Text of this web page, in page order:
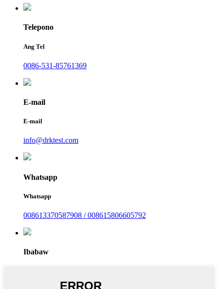
Telepono
Ang Tel
0086-531-85761369
E-mail
E-mail
info@drktest.com
Whatsapp
Whatsapp
008613370587908 / 008615806605792
Ibabaw